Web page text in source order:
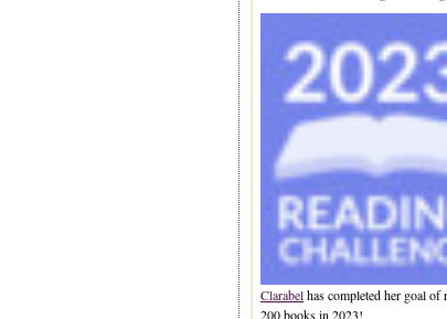
Clarabelhas completed her goal of
200 books in 2023!